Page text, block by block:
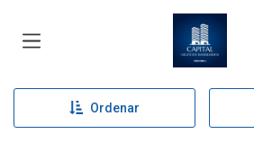
Página
Ordenar